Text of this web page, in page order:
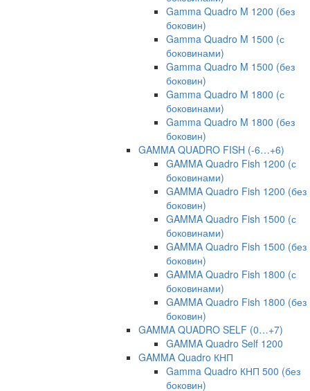
Gamma Quadro M 1200 (без
боковин)
Gamma Quadro M 1500 (с
боковинами)
Gamma Quadro M 1500 (без
боковин)
Gamma Quadro M 1800 (с
боковинами)
Gamma Quadro M 1800 (без
боковин)
GAMMA QUADRO FISH (-6…+6)
GAMMA Quadro Fish 1200 (с
боковинами)
GAMMA Quadro Fish 1200 (без
боковин)
GAMMA Quadro Fish 1500 (с
боковинами)
GAMMA Quadro Fish 1500 (без
боковин)
GAMMA Quadro Fish 1800 (с
боковинами)
GAMMA Quadro Fish 1800 (без
боковин)
GAMMA QUADRO SELF (0…+7)
GAMMA Quadro Self 1200
GAMMA Quadro КНП
Gamma Quadro КНП 500 (без
боковин)